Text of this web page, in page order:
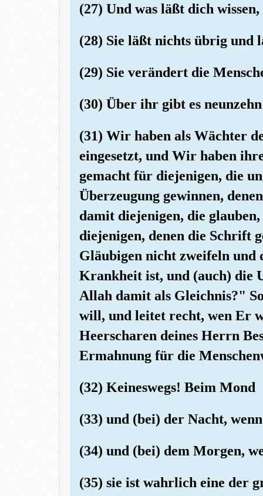
(27) Und was läßt dich
(28) Sie läßt nichts übrig und
(29) Sie verändert die
(30) Über ihr gibt es
(31) Wir haben als Wächter
eingesetzt, und Wir haben
gemacht für diejenigen, die
Überzeugung gewinnen,
damit diejenigen, die
diejenigen, denen die Schrift
Gläubigen nicht zweifeln und
Krankheit ist, und (auch) die
Allah damit als Gleichnis?"
will, und leitet recht, wen Er
Heerscharen deines Herrn
Ermahnung für die
(32) Keineswegs! Beim Mond
(33) und (bei) der Nacht,
(34) und (bei) dem Morgen,
(35) sie ist wahrlich eine der